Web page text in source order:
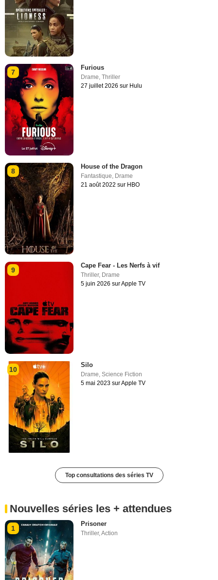
7
Furious
Drame ,Thriller
27 juillet 2026 sur Hulu
8
House of the Dragon
Fantastique, Drame
21 août 2022 sur HBO
9
Cape Fear - Les Nerfs à vif
Thriller, Drame
5 juin 2026 sur Apple TV
10
Silo
Drame ,Science Fiction
5 mai 2023 sur Apple TV
Top consultations des séries TV
Nouvelles séries les + attendues
1
Prisoner
Thriller,Action